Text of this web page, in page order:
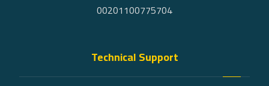
00201100775704
Technical Support